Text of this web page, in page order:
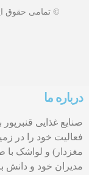
© تمامی حقوق
درباره ما
صنایع غذایی
فعالیت خود را در
مغزدار) و لواشک با